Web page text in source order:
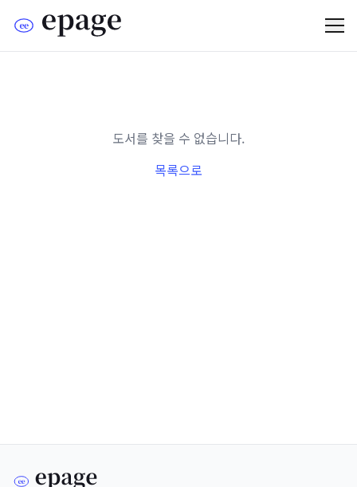
도서를 찾을 수 없습니다.
목록으로